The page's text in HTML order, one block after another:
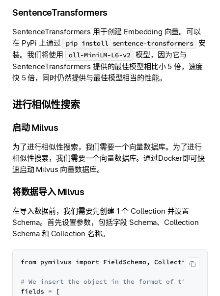
SentenceTransformers
SentenceTransformers 用于创建 Embedding 向量。可以
在 PyPi 上通过
pip install sentence-transformers
安
装。我们将使用
all-MiniLM-L6-v2 模型，因为它与
SentenceTransformers 提供的最佳模型相比小 5 倍，速度
快 5 倍，同时仍然提供与最佳模型相当的性能。
进行相似性搜索
启动 Milvus
为了进行相似性搜索，我们需要一个向量数据库。为了进行
相似性搜索，我们需要一个向量数据库。通过Docker即可快
速启动Milvus 向量数据库。
将数据导入 Milvus
在导入数据前，我们需要先创建 1 个 Collection 并设置
Schema。首先设置参数，包括字段 Schema、Collection
Schema 和 Collection 名称。
from pymilvus import FieldSchema,
# We insert the object in the format of title, date,
fields =
[